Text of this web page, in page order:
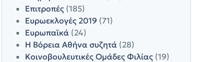
Επιτροπές(185)
Ευρωεκλογές 2019 (71)
Ευρωπαϊκά(24)
Η Βόρεια Αθήνα συζητά(28)
Κοινοβουλευτικές Ομάδες Φιλίας(19)